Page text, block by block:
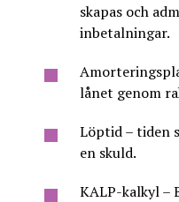
skapas och
inbetalningar.
lånet genom
Löptid – tiden
en skuld.
KALP-kalkyl –